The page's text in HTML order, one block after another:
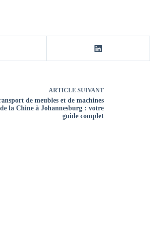
ARTICLESUIVANT
de meubles et de machines
la Chine à Johannesburg : votre
guide complet